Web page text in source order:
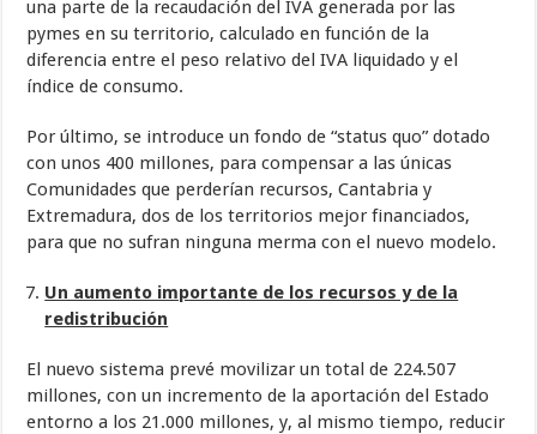
una parte de la recaudación del IVA generada por las
pymes en su territorio, calculado en función de la
diferencia entre el peso relativo del IVA liquidado y el
índice de consumo.
Por último, se introduce un fondo de “status quo” dotado
con unos 400 millones, para compensar a las únicas
Comunidades que perderían recursos, Cantabria y
Extremadura, dos de los territorios mejor financiados,
para que no sufran ninguna merma con el nuevo modelo.
Un aumento importante de los recursos y de la
redistribución
El nuevo sistema prevé movilizar un total de 224.507
millones, con un incremento de la aportación del Estado
entorno a los 21.000 millones, y, al mismo tiempo, reducir